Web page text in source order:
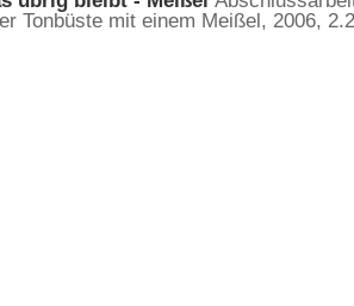
Tonbüste mit einem Meißel, 2006,